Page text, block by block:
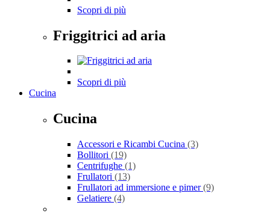
Scopri di più
Friggitrici ad aria
Scopri di più
Cucina
Cucina
Accessori e Ricambi Cucina (3)
Bollitori (19)
Centrifughe (1)
Frullatori (13)
Frullatori ad immersione e pimer(9)
Gelatiere (4)